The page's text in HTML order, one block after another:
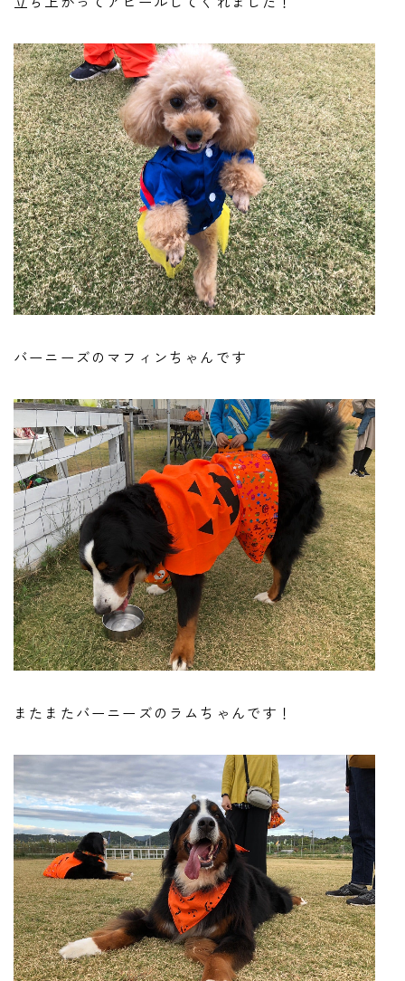
バーニーズのマフィンちゃんです
またまたバーニーズのラムちゃんです！